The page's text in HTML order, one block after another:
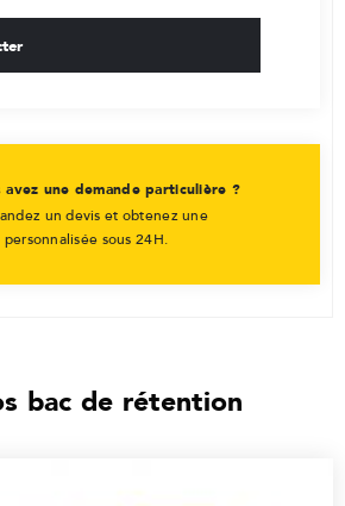
avez une demande particulière ?
un devis et obtenez une
sous 24H.
bac de rétention